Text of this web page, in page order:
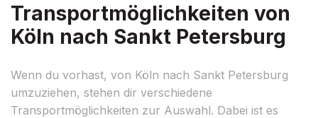
Transportmöglichkeiten von
Köln nach Sankt Petersburg
Wenn du vorhast, von Köln nach Sankt Petersburg
umzuziehen, stehen dir verschiedene
Transportmöglichkeiten zur Auswahl. Dabei ist es